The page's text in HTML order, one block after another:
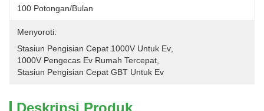
100 Potongan/Bulan
Menyoroti:
Stasiun Pengisian Cepat 1000V Untuk Ev
1000V Pengecas Ev Rumah Tercepat
Stasiun Pengisian Cepat GBT Untuk Ev
Deskripsi Produk